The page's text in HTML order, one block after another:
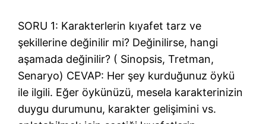
SORU 1: Karakterlerin kıyafet tarz ve
şekillerine değinilir mi? Değinilirse, hangi
aşamada değinilir? ( Sinopsis, Tretman,
Senaryo) CEVAP: Her şey kurduğunuz öykü
ile ilgili. Eğer öykünüzü, mesela karakterinizin
duygu durumunu, karakter gelişimini vs.